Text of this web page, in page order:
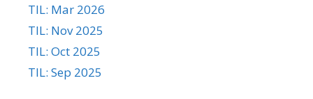
TIL: Mar 2026
TIL: Nov 2025
TIL: Oct 2025
TIL: Sep 2025